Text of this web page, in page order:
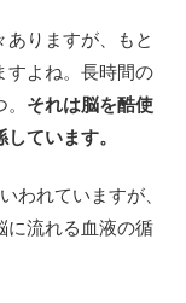
りますが、もと
すよね。長時間の
それは脳を酷使
ています。
われていますが、
に流れる血液の循